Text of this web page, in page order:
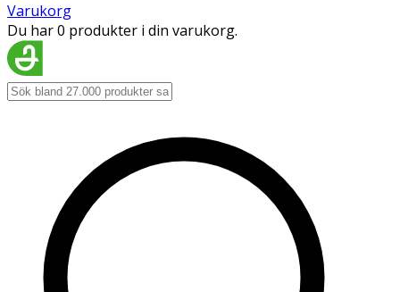
Varukorg
Du har 0 produkter i din varukorg.